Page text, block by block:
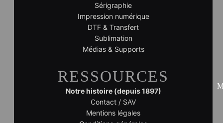
Sérigraphie
Impression numérique
DTF & Transfert
Sublimation
Médias & Supports
RESSOURCES
Notre histoire (depuis 1897)
Contact / SAV
Mentions légales